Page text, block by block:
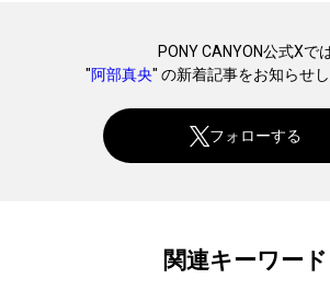
PONY CANYON公式Xで
"阿部真央" の新着記事をお知らせし
フォローする
関連キーワード